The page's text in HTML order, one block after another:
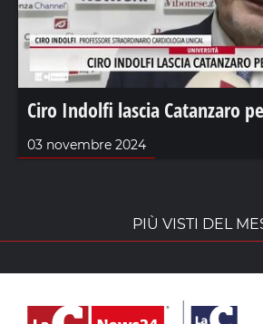
Ciro Indolfi lascia Catanzaro
03 novembre 2024
PIÙ VISTI DEL